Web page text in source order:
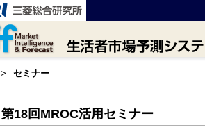
> セミナー
第18回MROC活用セミナー